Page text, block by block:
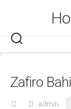
Zafiro
admin